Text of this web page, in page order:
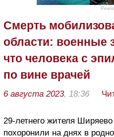
Смерть
области: военные
что человека с
по вине врачей
6 августа 2023, 18:36
29-летнего жителя
похоронили на днях в